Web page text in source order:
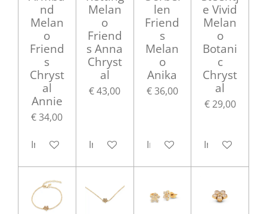
nd
Melan
o
Friend
s
Chryst
al
Annie
€ 34,00
In winkelwagen
Melan
o
Friend
s Anna
Chryst
al
€ 43,00
In winkelwagen
len
Friend
s
Melan
o
Anika
€ 36,00
In winkelwagen
e Vivid
Melan
o
Botani
c
Chryst
al
€ 29,00
In